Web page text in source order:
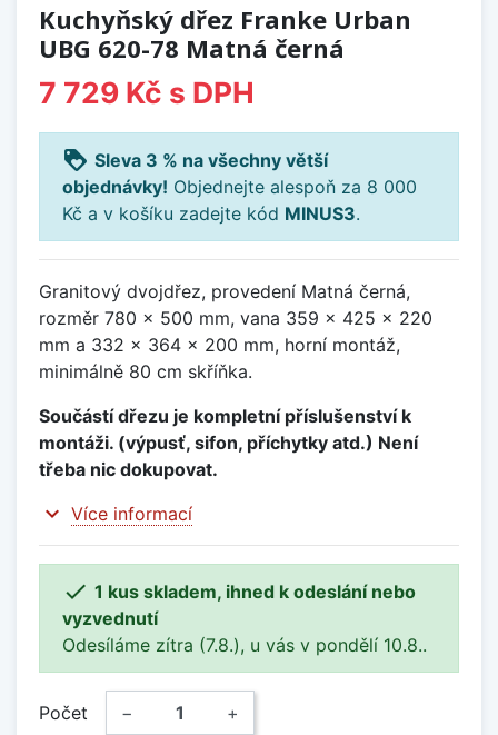
Kuchyňský dřez Franke Urban
UBG 620-78 Matná černá
7 729 Kč s DPH
loyalty Sleva 3 % na všechny větší
objednávky! Objednejte alespoň za 8 000
Kč a v košíku zadejte kód MINUS3.
Granitový dvojdřez, provedení Matná černá,
rozměr 780 x 500 mm, vana 359 x 425 x 220
mm a 332 x 364 x 200 mm, horní montáž,
minimálně 80 cm skříňka.
Součástí dřezu je kompletní příslušenství k
montáži. (výpusť, sifon, příchytky atd.) Není
třeba nic dokupovat.
expand_more Více informací
 1 kus skladem, ihned k odeslání nebo
vyzvednutí
Odesíláme zítra (7.8.), u vás v pondělí 10.8..
Počet − +